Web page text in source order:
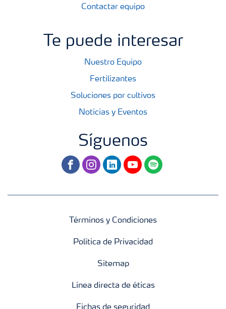
Contactar equipo
Te puede interesar
Nuestro Equipo
Fertilizantes
Soluciones por cultivos
Noticias y Eventos
Síguenos
facebookinstagram
linkedinyoutubespotify
Términos y Condiciones
Política de Privacidad
Sitemap
Línea directa de éticas